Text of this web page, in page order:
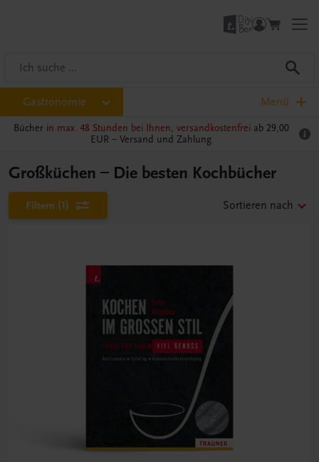
Gastronomie Menü
Bücher in max. 48 Stunden bei Ihnen, versandkostenfrei ab 29,00
EUR – Versand und Zahlung
Großküchen – Die besten Kochbücher
Filtern (1) Sortieren nach